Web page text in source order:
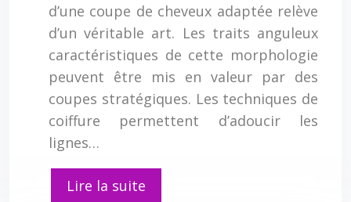
d’une coupe de cheveux adaptée relève
d’un véritable art. Les traits anguleux
caractéristiques de cette morphologie
peuvent être mis en valeur par des
coupes stratégiques. Les techniques de
coiffure permettent d’adoucir les
lignes…
Lire la suite